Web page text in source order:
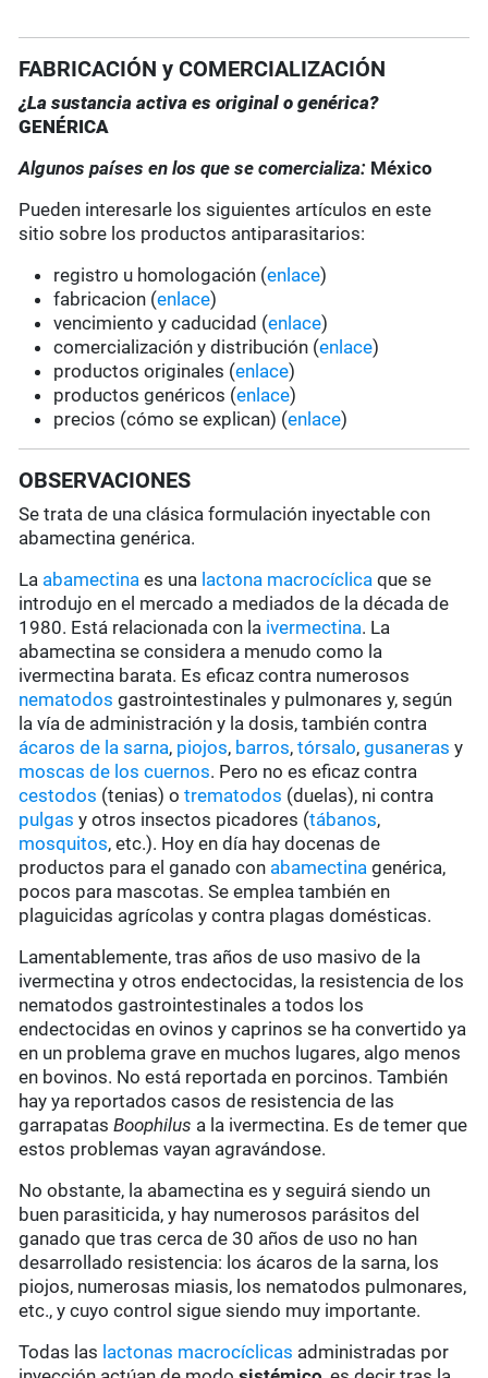
FABRICACIÓN y COMERCIALIZACIÓN
¿La sustancia activa es original o genérica?
GENÉRICA
Algunos países en los que se comercializa: México
Pueden interesarle los siguientes artículos en este
sitio sobre los productos antiparasitarios:
registro u homologación (enlace)
fabricacion (enlace)
vencimiento y caducidad (enlace)
comercialización y distribución (enlace)
productos originales (enlace)
productos genéricos (enlace)
precios (cómo se explican) (enlace)
OBSERVACIONES
Se trata de una clásica formulación inyectable con
abamectina genérica.
La abamectina es una lactona macrocíclica que se
introdujo en el mercado a mediados de la década de
1980. Está relacionada con la ivermectina. La
abamectina se considera a menudo como la
ivermectina barata. Es eficaz contra numerosos
nematodos gastrointestinales y pulmonares y, según
la vía de administración y la dosis, también contra
ácaros de la sarna, piojos, barros,tórsalo,gusaneras y
moscas de los cuernos. Pero no es eficaz contra
cestodos (tenias) otrematodos (duelas), ni contra
pulgas y otros insectos picadores (tábanos,
mosquitos, etc.). Hoy en día hay docenas de
productos para el ganado con abamectina genérica,
pocos para mascotas. Se emplea también en
plaguicidas agrícolas y contra plagas domésticas.
Lamentablemente, tras años de uso masivo de la
ivermectina y otros endectocidas, la resistencia de los
nematodos gastrointestinales a todos los
endectocidas en ovinos y caprinos se ha convertido ya
en un problema grave en muchos lugares, algo menos
en bovinos. No está reportada en porcinos. También
hay ya reportados casos de resistencia de las
garrapatasBoophilus a la ivermectina. Es de temer que
estos problemas vayan agravándose.
No obstante, la abamectina es y seguirá siendo un
buen parasiticida, y hay numerosos parásitos del
ganado que tras cerca de 30 años de uso no han
desarrollado resistencia: los ácaros de la sarna, los
piojos, numerosas miasis, los nematodos pulmonares,
etc., y cuyo control sigue siendo muy importante.
Todas las lactonas macrocíclicas administradas por